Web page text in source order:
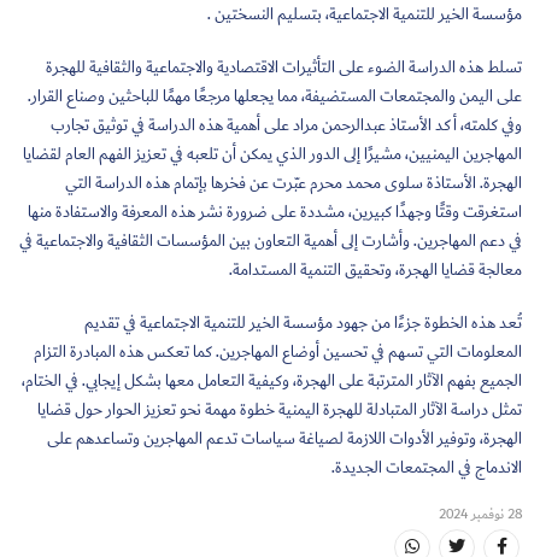
مؤسسة الخير للتنمية الاجتماعية، بتسليم النسختين .
تسلط هذه الدراسة الضوء على التأثيرات الاقتصادية والاجتماعية والثقافية للهجرة
على اليمن والمجتمعات المستضيفة، مما يجعلها مرجعًا مهمًا للباحثين وصناع القرار.
وفي كلمته، أكد الأستاذ عبدالرحمن مراد على أهمية هذه الدراسة في توثيق تجارب
المهاجرين اليمنيين، مشيرًا إلى الدور الذي يمكن أن تلعبه في تعزيز الفهم العام لقضايا
الهجرة. الأستاذة سلوى محمد محرم عبّرت عن فخرها بإتمام هذه الدراسة التي
استغرقت وقتًا وجهدًا كبيرين، مشددة على ضرورة نشر هذه المعرفة والاستفادة منها
في دعم المهاجرين. وأشارت إلى أهمية التعاون بين المؤسسات الثقافية والاجتماعية في
معالجة قضايا الهجرة، وتحقيق التنمية المستدامة.
تُعد هذه الخطوة جزءًا من جهود مؤسسة الخير للتنمية الاجتماعية في تقديم
المعلومات التي تسهم في تحسين أوضاع المهاجرين. كما تعكس هذه المبادرة التزام
الجميع بفهم الآثار المترتبة على الهجرة، وكيفية التعامل معها بشكل إيجابي. في الختام،
تمثل دراسة الآثار المتبادلة للهجرة اليمنية خطوة مهمة نحو تعزيز الحوار حول قضايا
الهجرة، وتوفير الأدوات اللازمة لصياغة سياسات تدعم المهاجرين وتساعدهم على
الاندماج في المجتمعات الجديدة.
28 نوفمبر 2024